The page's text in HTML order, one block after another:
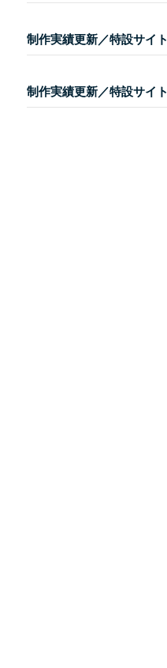
制作実績更新／特設サイト
制作実績更新／特設サイト